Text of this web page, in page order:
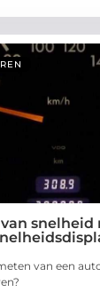
snelheid
van een